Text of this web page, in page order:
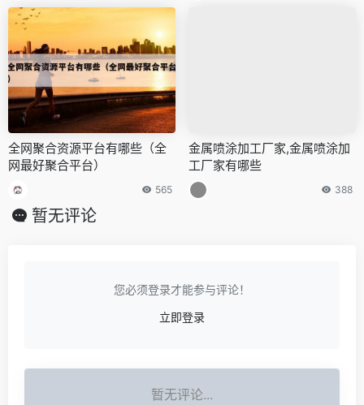
全网聚合资源平台有哪些（全
网最好聚合平台）
565
金属喷涂加工厂家,金属喷涂加
工厂家有哪些
388
暂无评论
您必须登录才能参与评论！
立即登录
暂无评论...